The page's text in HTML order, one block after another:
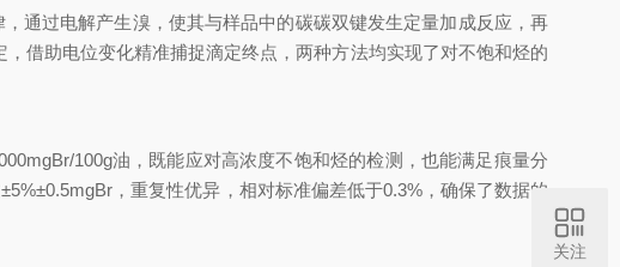
过电解产生溴，使其与样品中的碳碳双键发生定量加成反应，再
借助电位变化精准捕捉滴定终点，两种方法均实现了对不饱和烃的
100g油，既能应对高浓度不饱和烃的检测，也能满足痕量分
，重复性优异，相对标准偏差低于0.3%，确保了数据的
关注